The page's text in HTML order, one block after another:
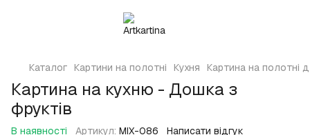
Каталог Картини на полотні Кухня Картина на полотні
Картина на кухню - Дошка з
фруктів
В наявності Артикул: MIX-086 Написати відгук